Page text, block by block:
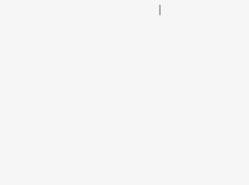
Hodnotenie
|